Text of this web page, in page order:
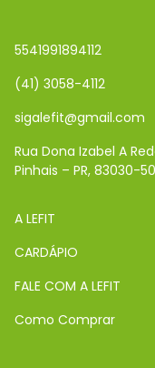
5541991894112
(41) 3058-4112
sigalefit@gmail.com
Rua Dona Izabel A
Pinhais – PR, 83030-
A LEFIT
CARDÁPIO
FALE COM A LEFIT
Como Comprar